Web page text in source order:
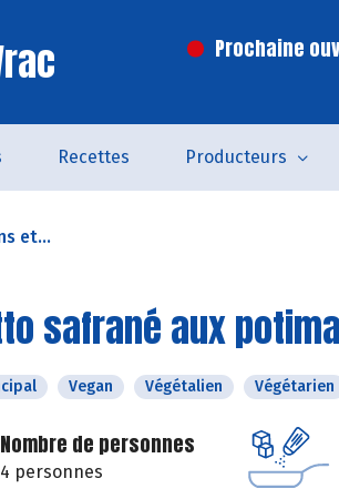
Prochaine
Recettes Producteurs
et...
safrané aux
Vegan Végétalien Végétarien
Nombre de personnes
4 personnes